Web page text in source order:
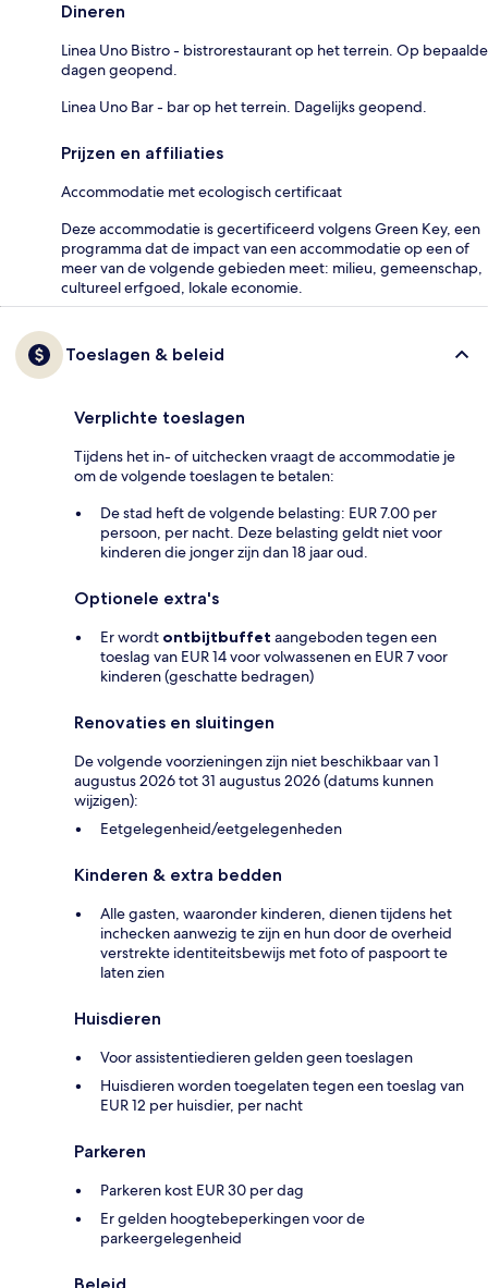
Dineren
Linea Uno Bistro - bistrorestaurant op het terrein. Op bepaalde
dagen geopend.
Linea Uno Bar - bar op het terrein. Dagelijks geopend.
Prijzen en affiliaties
Accommodatie met ecologisch certificaat
Deze accommodatie is gecertificeerd volgens Green Key, een
programma dat de impact van een accommodatie op een of
meer van de volgende gebieden meet: milieu, gemeenschap,
cultureel erfgoed, lokale economie.
Toeslagen & beleid
Verplichte toeslagen
Tijdens het in- of uitchecken vraagt de accommodatie je
om de volgende toeslagen te betalen:
De stad heft de volgende belasting: EUR 7.00 per
persoon, per nacht. Deze belasting geldt niet voor
kinderen die jonger zijn dan 18 jaar oud.
Optionele extra's
Er wordt ontbijtbuffet aangeboden tegen een
toeslag van EUR 14 voor volwassenen en EUR 7 voor
kinderen (geschatte bedragen)
Renovaties en sluitingen
De volgende voorzieningen zijn niet beschikbaar van 1
augustus 2026 tot 31 augustus 2026 (datums kunnen
wijzigen):
Eetgelegenheid/eetgelegenheden
Kinderen & extra bedden
Alle gasten, waaronder kinderen, dienen tijdens het
inchecken aanwezig te zijn en hun door de overheid
verstrekte identiteitsbewijs met foto of paspoort te
laten zien
Huisdieren
Voor assistentiedieren gelden geen toeslagen
Huisdieren worden toegelaten tegen een toeslag van
EUR 12 per huisdier, per nacht
Parkeren
Parkeren kost EUR 30 per dag
Er gelden hoogtebeperkingen voor de
parkeergelegenheid